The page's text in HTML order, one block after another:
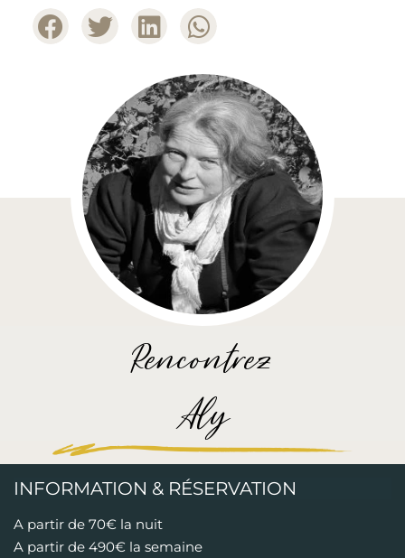
Rencontrez
Aly
INFORMATION & RÉSERVATION
A partir de 70€ la nuit
A partir de 490€ la semaine